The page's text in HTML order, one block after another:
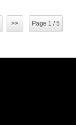
>> Page 1 / 5